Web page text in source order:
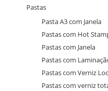
Pastas
Pasta A3 com Janela
Pastas com Hot
Pastas com Janela
Pastas com
Pastas com Verniz
Pastas com verniz